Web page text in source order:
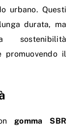
urbano. Questi
durata, ma
sostenibilità
il
gomma SBR